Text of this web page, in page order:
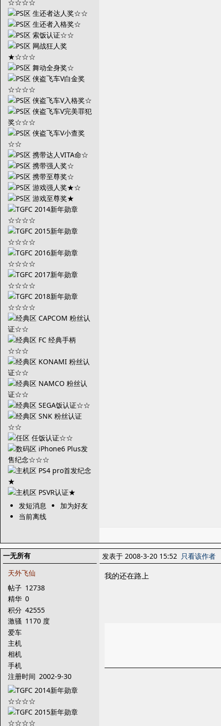
发短消息
加为好友
当前离线
一无所有
天外飞仙
帖子 12738
精华 0
积分 42555
激骚 1170 度
爱车
主机
相机
手机
注册时间 2002-9-30
发表于 2008-3-20 15:52 只看该作者
我的还在路上